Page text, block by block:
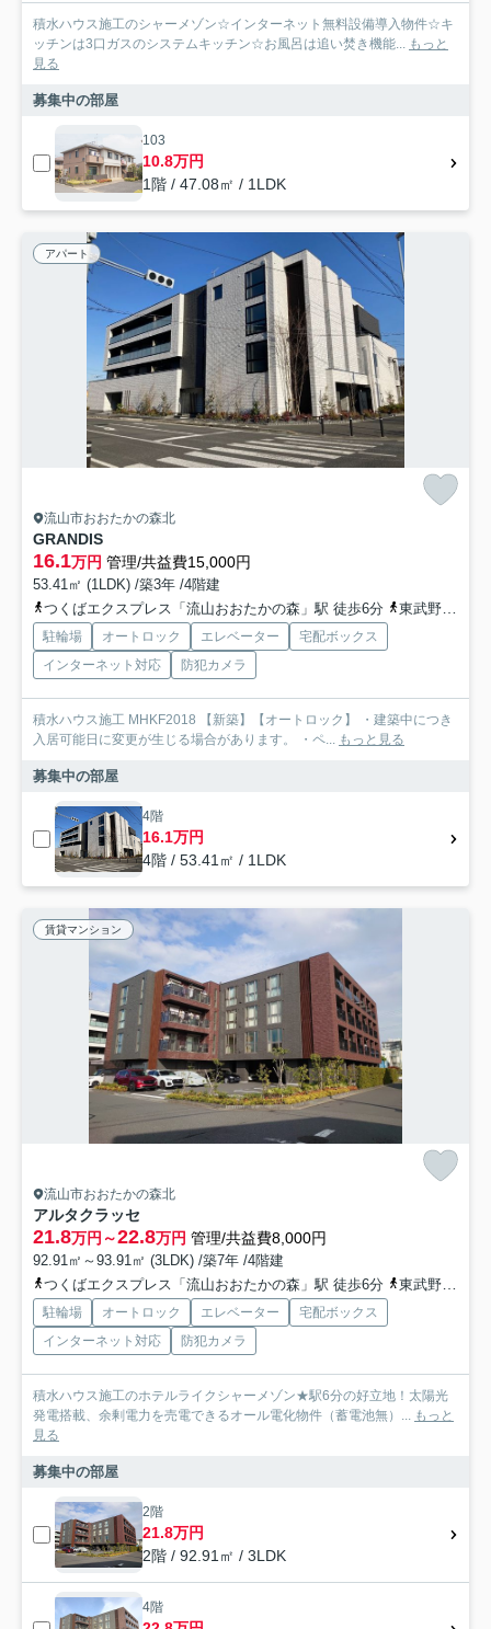
積水ハウス施工のシャーメゾン☆インターネット無料設備導入物件☆キ
ッチンは3口ガスのシステムキッチン☆お風呂は追い焚き機能... もっと
見る
募集中の部屋
103
10.8万円
1階 / 47.08㎡ / 1LDK
アパート
流山市おおたかの森北
GRANDIS
16.1万円 管理/共益費15,000円
53.41㎡ (1LDK) /築3年 /4階建
つくばエクスプレス「流山おおたかの森」駅 徒歩6分
東武野田線「流山おおたかの森」駅 徒歩6分
駐輪場 オートロック エレベーター
宅配ボックス
インターネット対応
防犯カメラ
積水ハウス施工 MHKF2018 【新築】【オートロック】 ・建築中につき
入居可能日に変更が生じる場合があります。 ・ペ... もっと見る
募集中の部屋
4階
16.1万円
4階 / 53.41㎡ / 1LDK
賃貸マンション
流山市おおたかの森北
アルタクラッセ
21.8万円～22.8万円 管理/共益費8,000円
92.91㎡～93.91㎡ (3LDK) /築7年 /4階建
つくばエクスプレス「流山おおたかの森」駅 徒歩6分
東武野田線「流山おおたかの森」駅 徒歩6分
駐輪場 オートロック エレベーター
宅配ボックス
インターネット対応
防犯カメラ
積水ハウス施工のホテルライクシャーメゾン★駅6分の好立地！太陽光
発電搭載、余剰電力を売電できるオール電化物件（蓄電池無）... もっと
見る
募集中の部屋
2階
21.8万円
2階 / 92.91㎡ / 3LDK
4階